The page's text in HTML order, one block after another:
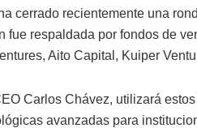
cerrado recientemente una
fue respaldada por fondos de
Aito Capital, Kuiper
Carlos Chávez, utilizará
avanzadas para